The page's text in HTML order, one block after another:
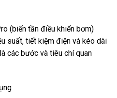
(biến tần điều khiển bơm)
suất, tiết kiệm điện và kéo dài
các bước và tiêu chí quan